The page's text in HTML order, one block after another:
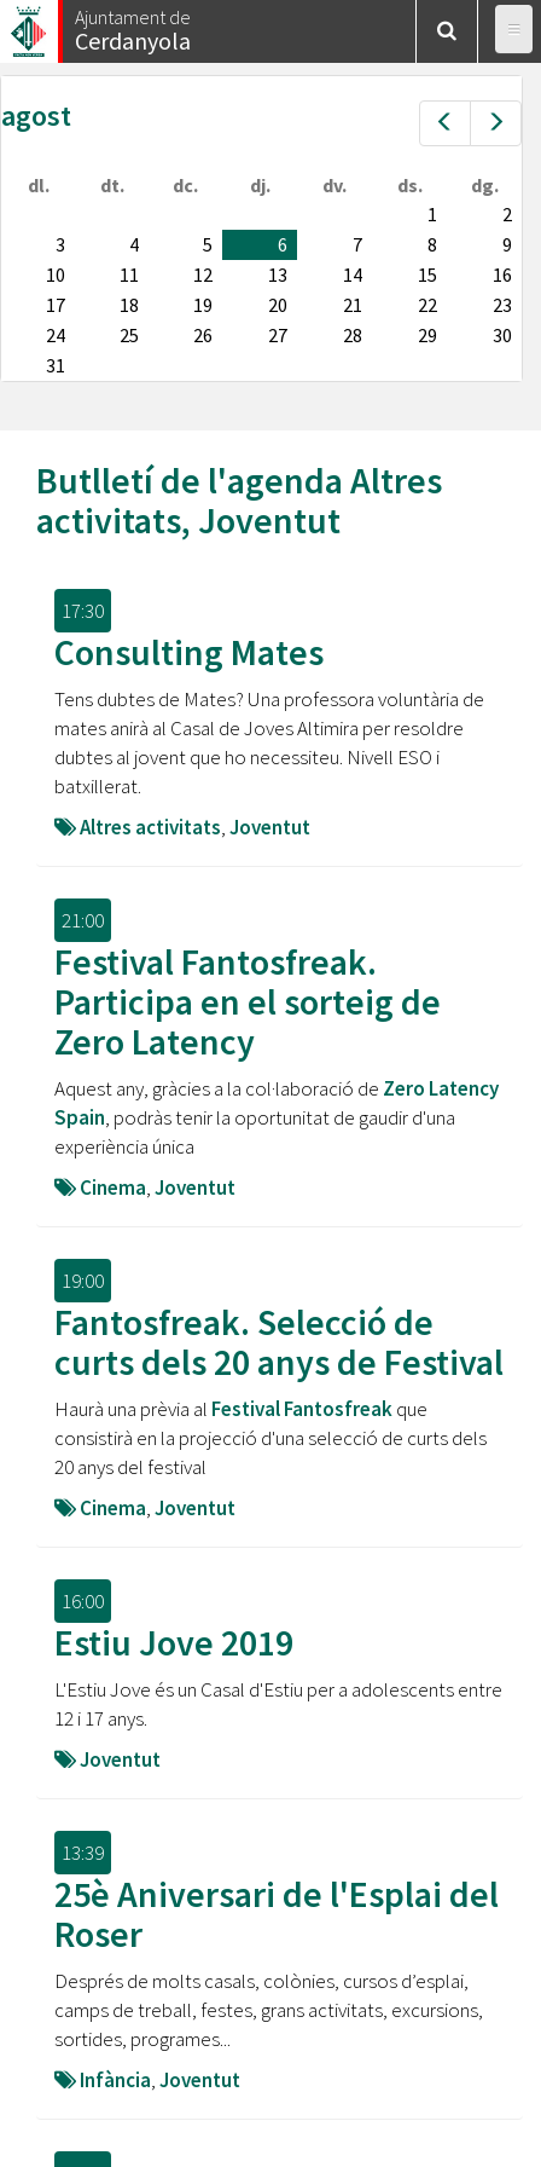
Vés
al
contingut
Ajuntament de
Cerdanyola
Prev
agost
dl. dt. dc. dj. dv. ds.
dg.
1
2
3
4 5 6 7 8
9
10
11 12 13 14 15
16
17
18 19 20 21 22
23
24
25 26 27 28 29
30
31
Butlletí de l'agenda Altres
activitats, Joventut
17:30
Consulting Mates
Tens dubtes de Mates? Una professora voluntària de
mates anirà al Casal de Joves Altimira per resoldre
dubtes al jovent que ho necessiteu. Nivell ESO i
batxillerat.
Altres activitats,Joventut
21:00
Festival Fantosfreak.
Participa en el sorteig de
Zero Latency
Aquest any, gràcies a la col·laboració de Zero Latency
Spain, podràs tenir la oportunitat de gaudir d'una
experiència única
Cinema,Joventut
19:00
Fantosfreak. Selecció de
curts dels 20 anys de Festival
Haurà una prèvia al Festival Fantosfreakque
consistirà en la projecció d'una selecció de curts dels
20 anys del festival
Cinema,Joventut
16:00
Estiu Jove 2019
L'Estiu Jove és un Casal d'Estiu per a adolescents entre
12 i 17 anys.
Joventut
13:39
25è Aniversari de l'Esplai del
Roser
Després de molts casals, colònies, cursos d’esplai,
camps de treball, festes, grans activitats, excursions,
sortides, programes...
Infància,Joventut